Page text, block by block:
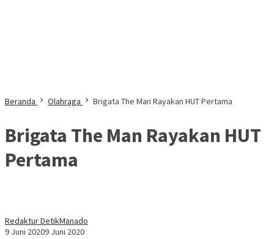
Beranda Olahraga Brigata The Man Rayakan HUT Pertama
Brigata The Man Rayakan HUT
Pertama
Redaktur DetikManado
9 Juni 20209 Juni 2020